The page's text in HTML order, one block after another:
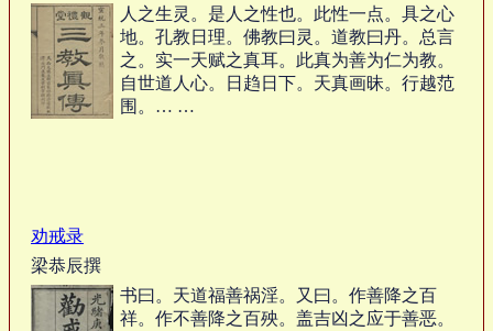
人之生灵。是人之性也。此性一点。具之心
地。孔教日理。佛教曰灵。道教曰丹。总言
之。实一天赋之真耳。此真为善为仁为教。
自世道人心。日趋日下。天真画昧。行越范
围。… …
劝戒录
梁恭辰撰
书曰。天道福善祸淫。又曰。作善降之百
祥。作不善降之百殃。盖吉凶之应于善恶。